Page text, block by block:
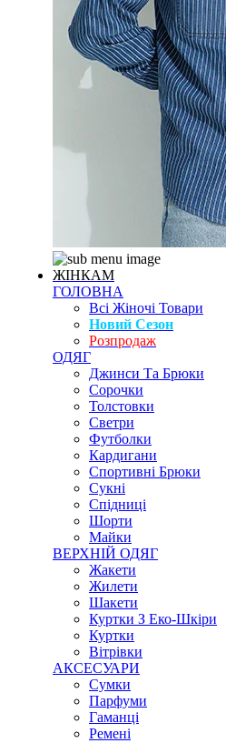
ЖІНКАМ
ГОЛОВНА
Всі Жіночі Товари
Новий Сезон
Розпродаж
ОДЯГ
Джинси Та Брюки
Сорочки
Толстовки
Светри
Футболки
Кардигани
Спортивні Брюки
Сукні
Спідниці
Шорти
Майки
ВЕРХНІЙ ОДЯГ
Жакети
Жилети
Шакети
Куртки З Еко-Шкіри
Куртки
Вітрівки
АКСЕСУАРИ
Сумки
Парфуми
Гаманці
Ремені